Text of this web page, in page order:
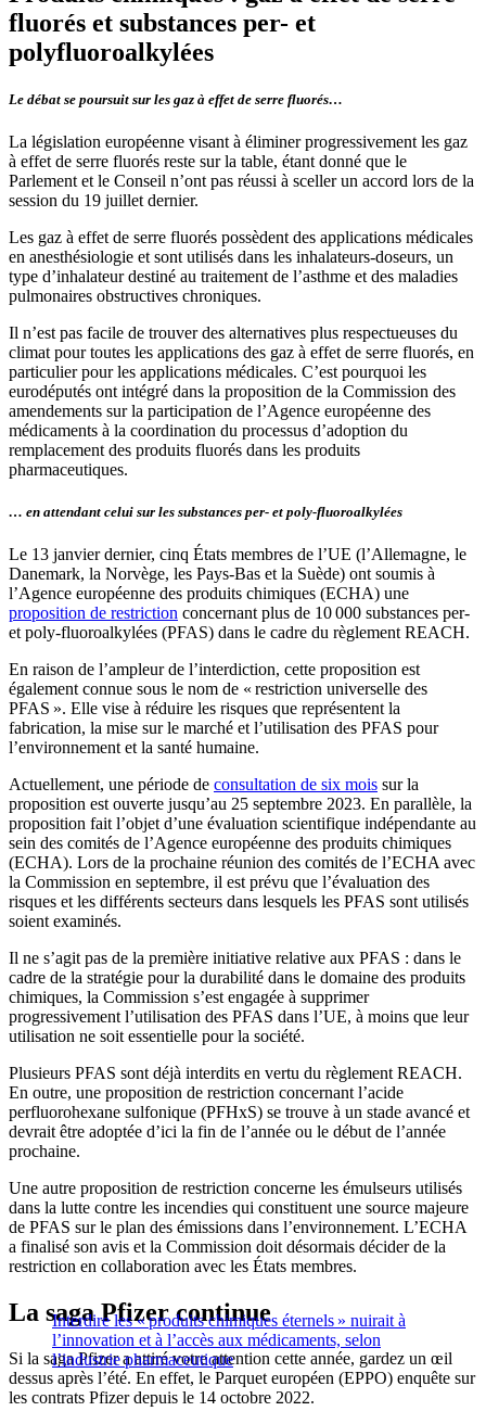
fluorés et substances per- et
polyfluoroalkylées
Le débat se poursuit sur les gaz à effet de serre fluorés…
La législation européenne visant à éliminer progressivement les gaz
à effet de serre fluorés reste sur la table, étant donné que le
Parlement et le Conseil n’ont pas réussi à sceller un accord lors de la
session du 19 juillet dernier.
Les gaz à effet de serre fluorés possèdent des applications médicales
en anesthésiologie et sont utilisés dans les inhalateurs-doseurs, un
type d’inhalateur destiné au traitement de l’asthme et des maladies
pulmonaires obstructives chroniques.
Il n’est pas facile de trouver des alternatives plus respectueuses du
climat pour toutes les applications des gaz à effet de serre fluorés, en
particulier pour les applications médicales. C’est pourquoi les
eurodéputés ont intégré dans la proposition de la Commission des
amendements sur la participation de l’Agence européenne des
médicaments à la coordination du processus d’adoption du
remplacement des produits fluorés dans les produits
pharmaceutiques.
… en attendant celui sur les substances per- et poly-fluoroalkylées
Le 13 janvier dernier, cinq États membres de l’UE (l’Allemagne, le
Danemark, la Norvège, les Pays-Bas et la Suède) ont soumis à
l’Agence européenne des produits chimiques (ECHA) une
proposition de restriction concernant plus de 10 000 substances per-
et poly-fluoroalkylées (PFAS) dans le cadre du règlement REACH.
En raison de l’ampleur de l’interdiction, cette proposition est
également connue sous le nom de « restriction universelle des
PFAS ». Elle vise à réduire les risques que représentent la
fabrication, la mise sur le marché et l’utilisation des PFAS pour
l’environnement et la santé humaine.
Actuellement, une période de consultation de six mois sur la
proposition est ouverte jusqu’au 25 septembre 2023. En parallèle, la
proposition fait l’objet d’une évaluation scientifique indépendante au
sein des comités de l’Agence européenne des produits chimiques
(ECHA). Lors de la prochaine réunion des comités de l’ECHA avec
la Commission en septembre, il est prévu que l’évaluation des
risques et les différents secteurs dans lesquels les PFAS sont utilisés
soient examinés.
Il ne s’agit pas de la première initiative relative aux PFAS : dans le
cadre de la stratégie pour la durabilité dans le domaine des produits
chimiques, la Commission s’est engagée à supprimer
progressivement l’utilisation des PFAS dans l’UE, à moins que leur
utilisation ne soit essentielle pour la société.
Plusieurs PFAS sont déjà interdits en vertu du règlement REACH.
En outre, une proposition de restriction concernant l’acide
perfluorohexane sulfonique (PFHxS) se trouve à un stade avancé et
devrait être adoptée d’ici la fin de l’année ou le début de l’année
prochaine.
Une autre proposition de restriction concerne les émulseurs utilisés
dans la lutte contre les incendies qui constituent une source majeure
de PFAS sur le plan des émissions dans l’environnement. L’ECHA
a finalisé son avis et la Commission doit désormais décider de la
restriction en collaboration avec les États membres.
Interdire les « produits chimiques éternels » nuirait à
l’innovation et à l’accès aux médicaments, selon
l’industrie pharmaceutique
La saga Pfizer continue
Si la saga Pfizer a attiré votre attention cette année, gardez un œil
dessus après l’été. En effet, le Parquet européen (EPPO) enquête sur
les contrats Pfizer depuis le 14 octobre 2022.